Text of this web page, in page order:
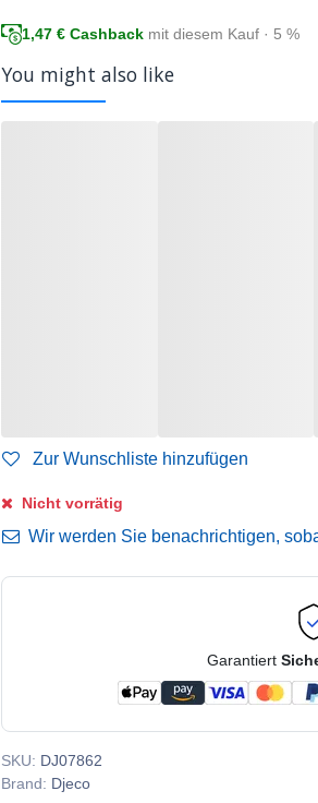
1,47 € Cashback mit diesem Kauf · 5 %
You might also like
Zur Wunschliste hinzufügen
Nicht vorrätig
Wir werden Sie benachrichtigen,
Garantiert
SKU: DJ07862
Brand: Djeco